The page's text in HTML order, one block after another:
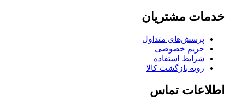
خدمات مشتریان
پرسش‌های متداول
حریم خصوصی
شرایط استفاده
رویه بازگشت کالا
اطلاعات تماس